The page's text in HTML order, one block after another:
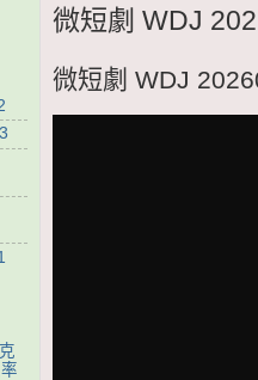
微短劇 WDJ
微短劇 WDJ